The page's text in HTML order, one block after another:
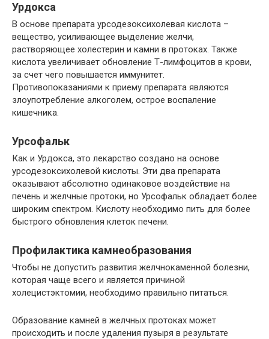
Урдокса
В основе препарата урсодезоксихолевая кислота –
вещество, усиливающее выделение желчи,
растворяющее холестерин и камни в протоках. Также
кислота увеличивает обновление Т-лимфоцитов в крови,
за счет чего повышается иммунитет.
Противопоказаниями к приему препарата являются
злоупотребление алкоголем, острое воспаление
кишечника.
Урсофальк
Как и Урдокса, это лекарство создано на основе
урсодезоксихолевой кислоты. Эти два препарата
оказывают абсолютно одинаковое воздействие на
печень и желчные протоки, но Урсофальк обладает более
широким спектром. Кислоту необходимо пить для более
быстрого обновления клеток печени.
Профилактика камнеобразования
Чтобы не допустить развития желчнокаменной болезни,
которая чаще всего и является причиной
холецистэктомии, необходимо правильно питаться.
Образование камней в желчных протоках может
происходить и после удаления пузыря в результате